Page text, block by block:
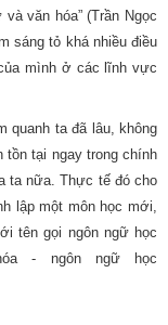
văn hóa” (Trần Ngọc
sáng tỏ khá nhiều điều
mình ở các lĩnh vực
quanh ta đã lâu, không
tồn tại ngay trong chính
ta nữa. Thực tế đó cho
lập một môn học mới,
tên gọi ngôn ngữ học
- ngôn ngữ học